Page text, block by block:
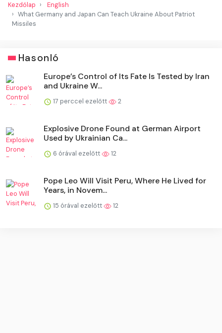
Kezdőlap
English
What Germany and Japan Can Teach Ukraine About Patriot
Missiles
Hasonló
Europe’s Control of Its Fate Is Tested by Iran
and Ukraine W...
17 perccel ezelőtt 2
Explosive Drone Found at German Airport
Used by Ukrainian Ca...
6 órával ezelőtt 12
Pope Leo Will Visit Peru, Where He Lived for
Years, in Novem...
15 órával ezelőtt 12